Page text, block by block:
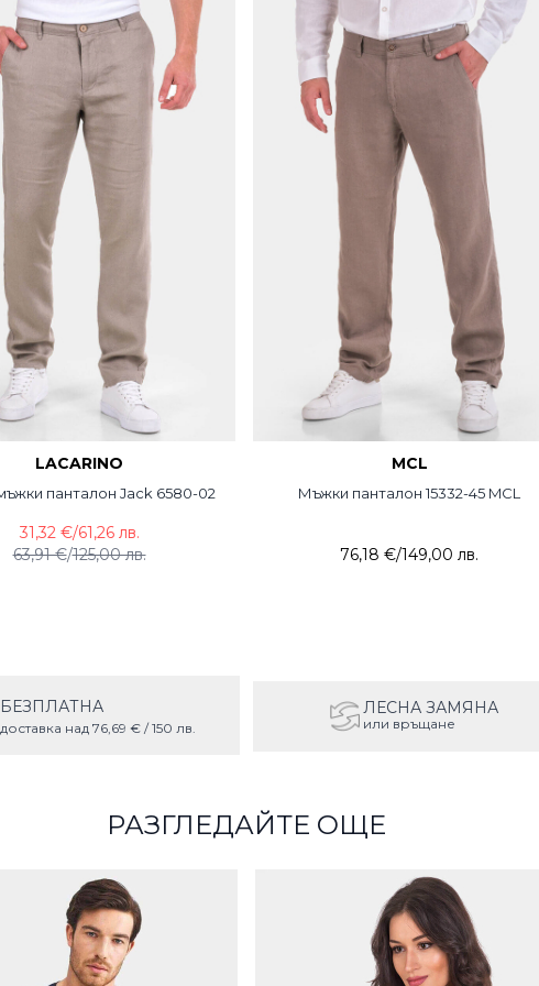
LACARINO
панталон Jack 6580-02
63,91 €/125,00 лв.
31,32 €/61,26 лв.
MCL
Мъжки панталон 15332-45 MCL
76,18 €/149,00 лв.
БЕЗПЛАТНА
доставка над 76,69 € / 150 лв.
ЛЕСНА ЗАМЯНА
или връщане
РАЗГЛЕДАЙТЕ ОЩЕ